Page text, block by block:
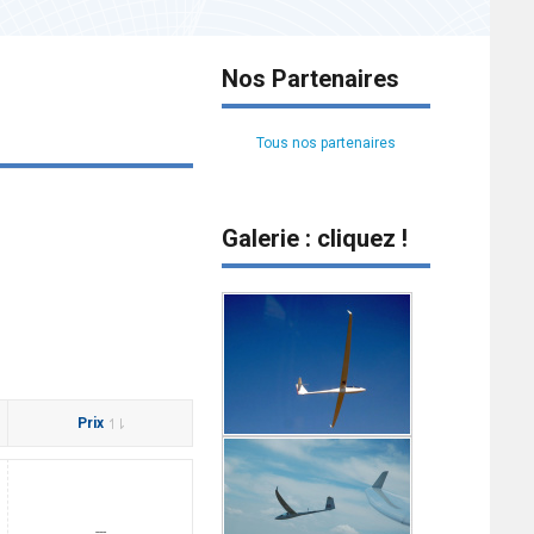
Prix
Nos Partenaires
Tous nos partenaires
Galerie : cliquez !